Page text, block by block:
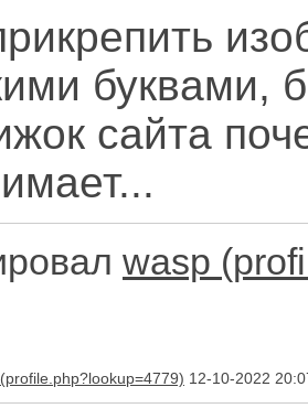
буквами,
сайта
wasp
12-10-2022